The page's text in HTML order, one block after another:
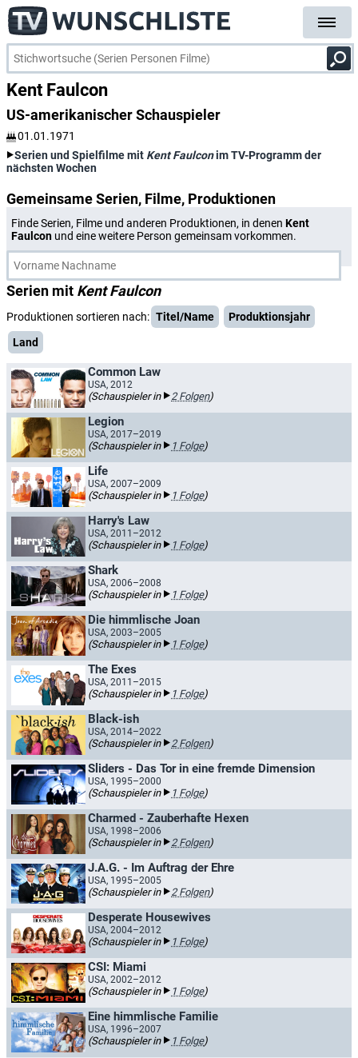
Kent Faulcon
US-amerikanischer Schauspieler
01.01.1971
Serien und Spielfilme mit Kent Faulconim TV-Programm der
nächsten Wochen
Gemeinsame Serien, Filme, Produktionen
Finde Serien, Filme und anderen Produktionen, in denen Kent
Faulcon und eine weitere Person gemeinsam vorkommen.
Serien mit Kent Faulcon
Produktionen sortieren nach: Titel/Name
Produktionsjahr
Land
Common Law
USA, 2012
(Schauspieler in 2 Folgen)
Legion
USA, 2017–2019
(Schauspieler in 1 Folge)
Life
USA, 2007–2009
(Schauspieler in 1 Folge)
Harry's Law
USA, 2011–2012
(Schauspieler in 1 Folge)
Shark
USA, 2006–2008
(Schauspieler in 1 Folge)
Die himmlische Joan
USA, 2003–2005
(Schauspieler in 1 Folge)
The Exes
USA, 2011–2015
(Schauspieler in 1 Folge)
Black-ish
USA, 2014–2022
(Schauspieler in 2 Folgen)
Sliders - Das Tor in eine fremde Dimension
USA, 1995–2000
(Schauspieler in 1 Folge)
Charmed - Zauberhafte Hexen
USA, 1998–2006
(Schauspieler in 2 Folgen)
J.A.G. - Im Auftrag der Ehre
USA, 1995–2005
(Schauspieler in 2 Folgen)
Desperate Housewives
USA, 2004–2012
(Schauspieler in 1 Folge)
CSI: Miami
USA, 2002–2012
(Schauspieler in 1 Folge)
Eine himmlische Familie
USA, 1996–2007
(Schauspieler in 1 Folge)